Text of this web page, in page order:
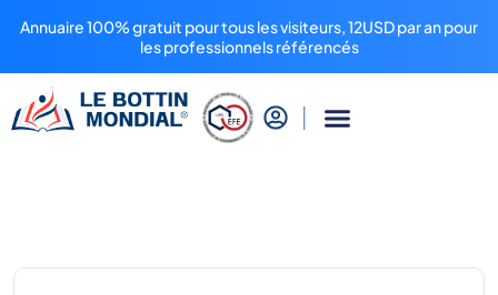
Annuaire 100% gratuit pour tous les visiteurs, 12USD par an pour
les professionnels référencés